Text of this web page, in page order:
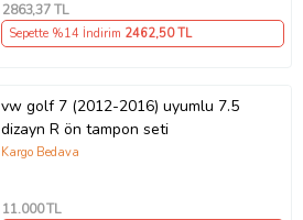
2863,37 TL
Sepette %14 İndirim 2462,50 TL
vw golf 7 (2012-2016) uyumlu 7.5
dizayn R ön tampon seti
Kargo Bedava
11.000TL